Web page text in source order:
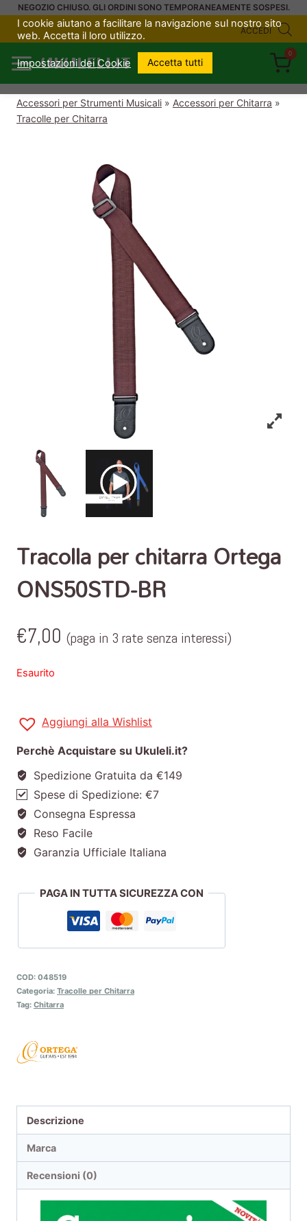
SaltaNEGOZIO CHIUSO. GLI ORDINI SONO TEMPORANEAMENTE SOSPESI.
ACCEDI
UKULELI.IT
0
Accessori per Strumenti Musicali » Accessori per Chitarra »
Tracolle per Chitarra
Tracolla per chitarra Ortega
ONS50STD-BR
€7,00 (paga in 3 rate senza interessi)
Esaurito
Aggiungi alla Wishlist
Perchè Acquistare su Ukuleli.it?
Spedizione Gratuita da €149
Spese di Spedizione: €7
Consegna Espressa
Reso Facile
Garanzia Ufficiale Italiana
PAGA IN TUTTA SICUREZZA CON
COD: 048519
Categoria: Tracolle per Chitarra
Tag: Chitarra
Descrizione
Marca
Recensioni (0)
I cookie aiutano a facilitare la navigazione sul nostro sito
web. Accetta il loro utilizzo.
Impostazioni dei Cookie Accetta tutti